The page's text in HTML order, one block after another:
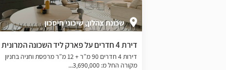
שכונת צהלון, שיכוני חיסכון
דירת 4 חדרים על פארק ליד השכונה המרונית
דירות 4 חדרים 90 מ”ר + 12 מ”ר מרפסת וחניה בחניון
מקורה החל מ: 3,690,000...